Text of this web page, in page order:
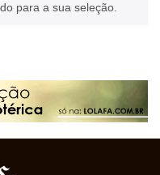
para a sua seleção.